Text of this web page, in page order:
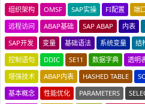
组织架构
OMSF SAP实操 FI配置 端
远程访问
ABAP基础 SAP ABAP 内表
SAP开发
变量 基础语法 系统变量 结
控制语句
DDIC SE11 数据字典 透明
增强技术
ABAP内表 HASHED TABLE
基本概念
性能优化 PARAMETERS